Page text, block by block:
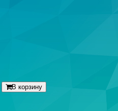
В корзину